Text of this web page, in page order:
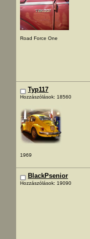
Road Force One
Typ117
Hozzászólások: 18560
1969
BlackPsenior
Hozzászólások: 19090